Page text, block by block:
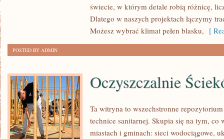
świecie, w którym detale robią różnicę,
Dlatego w naszych projektach łączymy
Możesz wybrać klimat pełen blasku, [
POSTED BY ADMIN
Oczyszczalnie
Ta witryna to wszechstronne
technice sanitarnej. Skupia się na tym, co
miastach i gminach: sieci wodociągowe,